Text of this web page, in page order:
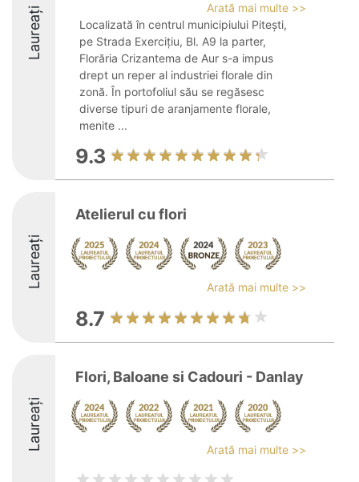
Laureați
Arată mai multe >>
Localizată în centrul municipiului Pitești,
pe Strada Exercițiu, Bl. A9 la parter,
Florăria Crizantema de Aur s-a impus
drept un reper al industriei florale din
zonă. În portofoliul său se regăsesc
diverse tipuri de aranjamente florale,
menite ...
9.3
Laureați
Atelierul cu flori
Arată mai multe >>
8.7
Laureați
Flori, Baloane si Cadouri - Danlay
Arată mai multe >>